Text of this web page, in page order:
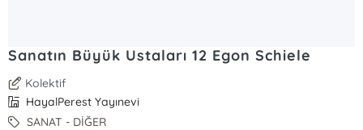
Sanatın Büyük Ustaları 12 Egon Schiele
Kolektif
HayalPerest Yayınevi
SANAT - DİĞER